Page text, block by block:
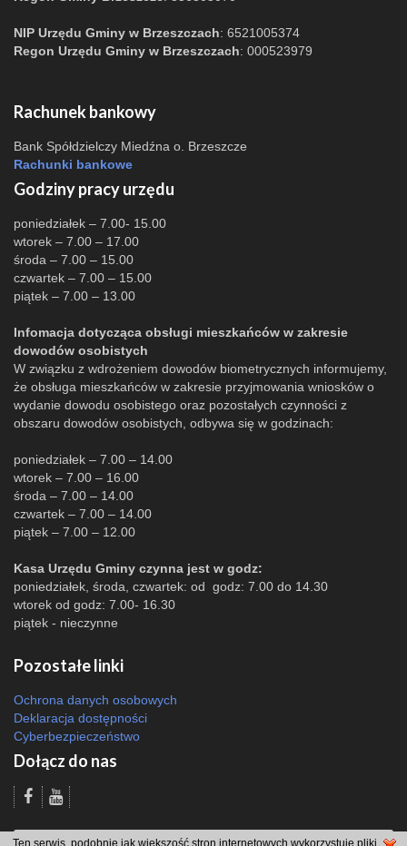
NIP Urzędu Gminy w Brzeszczach: 6521005374
Regon Urzędu Gminy w Brzeszczach: 000523979
Rachunek bankowy
Bank Spółdzielczy Miedźna o. Brzeszcze
Rachunki bankowe
Godziny pracy urzędu
poniedziałek – 7.00- 15.00
wtorek – 7.00 – 17.00
środa – 7.00 – 15.00
czwartek – 7.00 – 15.00
piątek – 7.00 – 13.00
Infomacja dotycząca obsługi mieszkańców w zakresie
dowodów osobistych
W związku z wdrożeniem dowodów biometrycznych informujemy,
że obsługa mieszkańców w zakresie przyjmowania wniosków o
wydanie dowodu osobistego oraz pozostałych czynności z
obszaru dowodów osobistych, odbywa się w godzinach:
poniedziałek – 7.00 – 14.00
wtorek – 7.00 – 16.00
środa – 7.00 – 14.00
czwartek – 7.00 – 14.00
piątek – 7.00 – 12.00
Kasa Urzędu Gminy czynna jest w godz:
poniedziałek, środa, czwartek: od godz: 7.00 do 14.30
wtorek od godz: 7.00- 16.30
piątek - nieczynne
Pozostałe linki
Ochrona danych osobowych
Deklaracja dostępności
Cyberbezpieczeństwo
Dołącz do nas
Odsłon: 5663 | |Polityka bezpieczeństwa i polityka cookies|Redakcja|2007
Ten serwis, podobnie jak większość stron internetowych wykorzystuje pliki